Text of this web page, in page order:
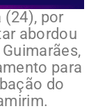
(24), por
abordou
para
do